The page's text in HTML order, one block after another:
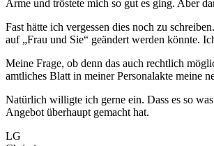
Arme und tröstete mich so gut es ging. Aber
Fast hätte ich vergessen dies noch zu
auf „Frau und Sie“ geändert werden könnte.
Meine Frage, ob denn das auch rechtlich
amtliches Blatt in meiner Personalakte meine
Natürlich willigte ich gerne ein. Dass es so
Angebot überhaupt gemacht hat.
LG